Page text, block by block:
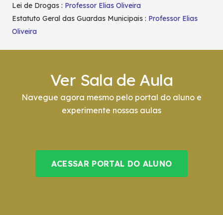
Lei de Drogas : Professor Elias Oliveira
Estatuto Geral das Guardas Municipais : Professor Elias
Oliveira
Ver Sala de Aula
Navegue agora mesmo pelo portal do aluno e
experimente nossas aulas
ACESSAR PORTAL DO ALUNO